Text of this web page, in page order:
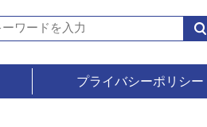
プライバシーポリシー